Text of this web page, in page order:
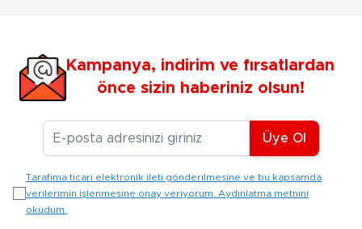
Kampanya, indirim ve fırsatlardan
önce sizin haberiniz olsun!
E-posta Adresiniz
Üye Ol
Tarafıma ticari elektronik ileti gönderilmesine ve bu kapsamda
verilerimin işlenmesine onay veriyorum. Aydınlatma metnini
okudum.